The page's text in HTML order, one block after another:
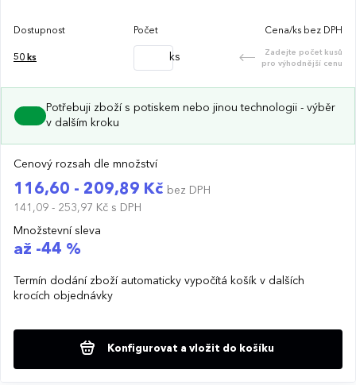
Dostupnost Počet Cena/ks bez DPH
50 ks ks
Zadejte počet kusů
pro výhodnější cenu
Potřebuji zboží s potiskem nebo jinou technologii - výběr
v dalším kroku
Cenový rozsah dle množství
116,60 - 209,89 Kč bez DPH
141,09 - 253,97 Kč s DPH
Množstevní sleva
až -44 %
Termín dodání zboží automaticky vypočítá košík v dalších
krocích objednávky
Konfigurovat a vložit do košíku